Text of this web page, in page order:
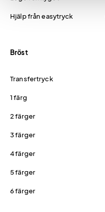
Hjälp från easytryck
Bröst
Transfertryck
1 färg
2 färger
3 färger
4 färger
5 färger
6 färger